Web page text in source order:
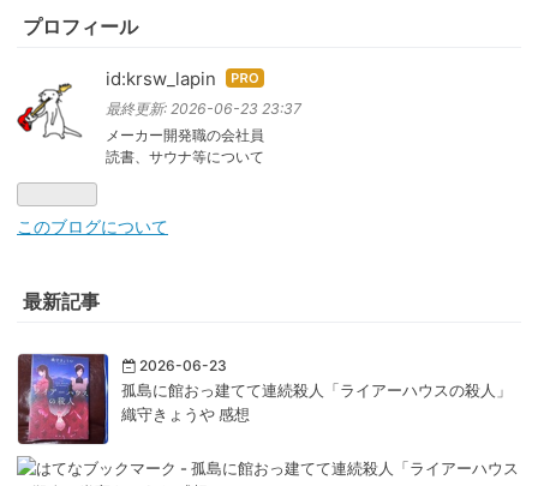
プロフィール
id:krsw_lapin はて
なブ
ログ
Pro
最終更新: 2026-06-23 23:37
メーカー開発職の会社員
読書、サウナ等について
このブログについて
最新記事
2026-06-23
孤島に館おっ建てて連続殺人「ライアーハウスの殺人」
織守きょうや 感想